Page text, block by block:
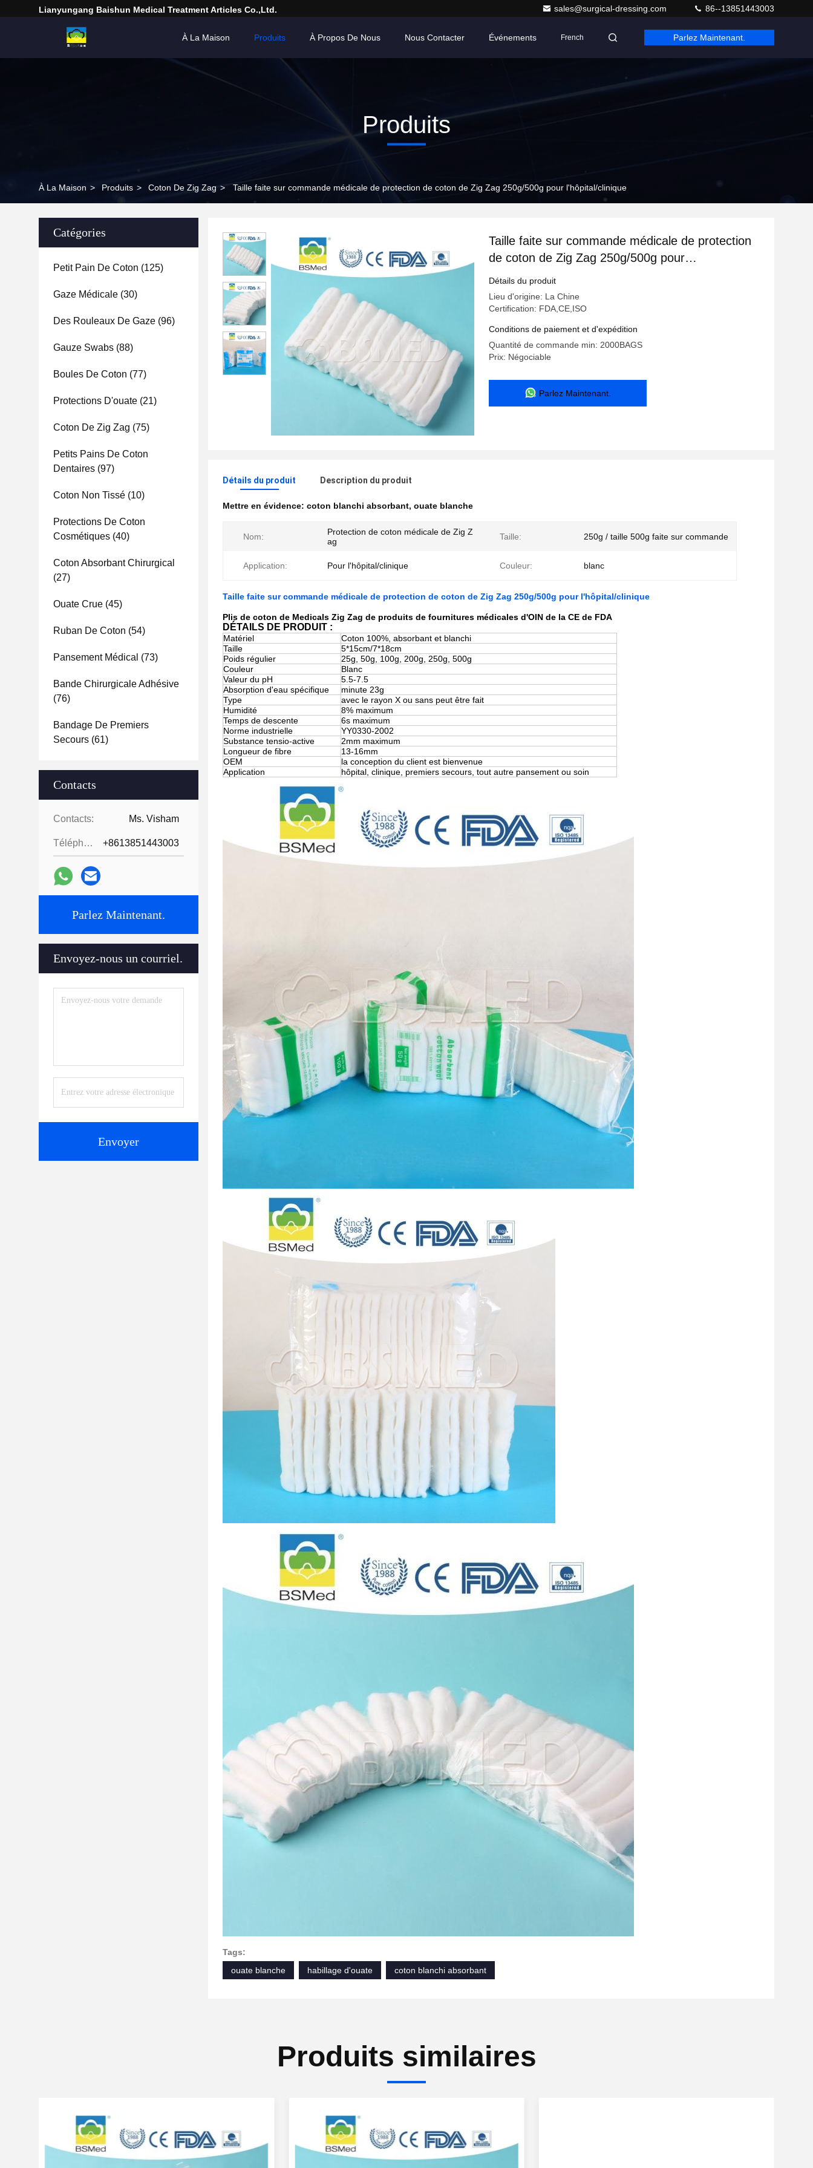
Lianyungang Baishun Medical Treatment Articles Co.,Ltd. sales@surgical-dressing.com 86--13851443003
À La Maison Produits À Propos De Nous Nous Contacter Événements French Parlez Maintenant.
Produits
À La Maison > Produits > Coton De Zig Zag > Taille faite sur commande médicale de protection de coton de Zig Zag 250g/500g pour l'hôpital/clinique
Catégories
Petit Pain De Coton (125)
Gaze Médicale (30)
Des Rouleaux De Gaze (96)
Gauze Swabs (88)
Boules De Coton (77)
Protections D'ouate (21)
Coton De Zig Zag (75)
Petits Pains De Coton
Dentaires (97)
Coton Non Tissé (10)
Protections De Coton
Cosmétiques (40)
Coton Absorbant Chirurgical
(27)
Ouate Crue (45)
Ruban De Coton (54)
Pansement Médical (73)
Bande Chirurgicale Adhésive
(76)
Bandage De Premiers
Secours (61)
Contacts
Contacts: Ms. Visham
Téléphone: +8613851443003
Parlez Maintenant.
Envoyez-nous un courriel.
Envoyer
Taille faite sur commande médicale de protection
de coton de Zig Zag 250g/500g pour
l'hôpital/clinique
Détails du produit
Lieu d'origine: La Chine
Certification: FDA,CE,ISO
Conditions de paiement et d'expédition
Quantité de commande min: 2000BAGS
Prix: Négociable
Parlez Maintenant.
Détails du produit Description du produit
Mettre en évidence: coton blanchi absorbant, ouate blanche
Nom:
Protection de coton médicale de Zig Z
ag
Taille: 250g / taille 500g faite sur commande
Application: Pour l'hôpital/clinique Couleur: blanc
Taille faite sur commande médicale de protection de coton de Zig Zag 250g/500g pour l'hôpital/clinique
Plis de coton de Medicals Zig Zag de produits de fournitures médicales d'OIN de la CE de FDA
DÉTAILS DE PRODUIT :
Matériel
Coton 100%, absorbant et blanchi
Taille
5*15cm/7*18cm
Poids régulier
25g, 50g, 100g, 200g, 250g, 500g
Couleur
Blanc
Valeur du pH
5.5-7.5
Absorption d'eau spécifique
minute 23g
Type
avec le rayon X ou sans peut être fait
Humidité
8% maximum
Temps de descente
6s maximum
Norme industrielle
YY0330-2002
Substance tensio-active
2mm maximum
Longueur de fibre
13-16mm
OEM
la conception du client est bienvenue
Application
hôpital, clinique, premiers secours, tout autre pansement ou soin
Tags:
ouate blanche
habillage d'ouate coton blanchi absorbant
Produits similaires